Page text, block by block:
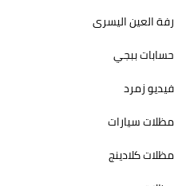
رفة العين اليسرى
حسابات ببجي
فيديو زمرد
مظلات سيارات
مظلات كلادينج